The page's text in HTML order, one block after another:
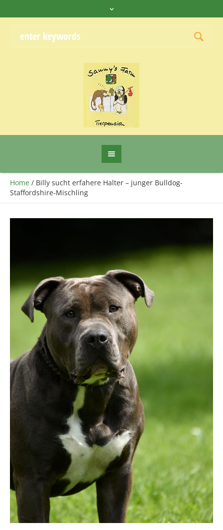
Home / Billy sucht erfahere Halter – junger Bulldog-
Staffordshire-Mischling